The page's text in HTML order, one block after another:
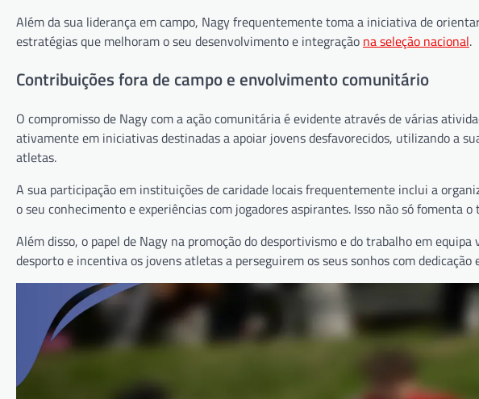
Além da sua liderança em campo, Nagy frequentemente toma a iniciativa de
estratégias que melhoram o seu desenvolvimento e integração na seleção nacional.
Contribuições fora de campo e envolvimento comunitário
O compromisso de Nagy com a ação comunitária é evidente através de várias
ativamente em iniciativas destinadas a apoiar jovens desfavorecidos, utilizando a
atletas.
A sua participação em instituições de caridade locais frequentemente inclui a
o seu conhecimento e experiências com jogadores aspirantes. Isso não só fomenta
Além disso, o papel de Nagy na promoção do desportivismo e do trabalho em
desporto e incentiva os jovens atletas a perseguirem os seus sonhos com dedicação